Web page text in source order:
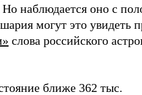
Но наблюдается оно с
могут это увидеть
слова российского
ближе 362 тыс.